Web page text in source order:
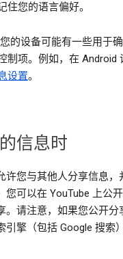
住您的语言偏好。
的设备可能有一些用于
制项。例如，在 Android
设置。
信息时
许您与其他人分享信息，
您可以在 YouTube 上公
。请注意，如果您公开分
引擎（包括 Google 搜索